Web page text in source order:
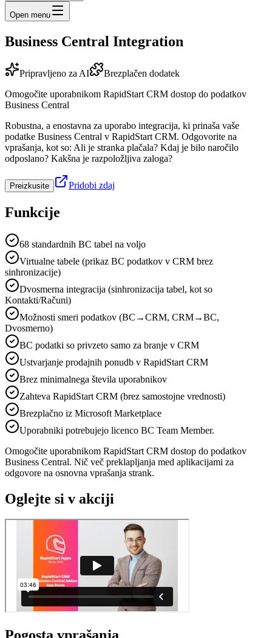
Open menu
Business Central Integration
Pripravljeno za AI
Brezplačen dodatek
Omogočite uporabnikom RapidStart CRM dostop do podatkov
Business Central
Robustna, a enostavna za uporabo integracija, ki prinaša vaše
podatke Business Central v RapidStart CRM. Odgovorite na
vprašanja, kot so: Ali je stranka plačala? Kdaj je bilo naročilo
odposlano? Kakšna je razpoložljiva zaloga?
Preizkusite Pridobi zdaj
Funkcije
68 standardnih BC tabel na voljo
Virtualne tabele (prikaz BC podatkov v CRM brez
sinhronizacije)
Dvosmerna integracija (sinhronizacija tabel, kot so
Kontakti/Računi)
Možnosti smeri podatkov (BC→CRM, CRM→BC,
Dvosmerno)
BC podatki so privzeto samo za branje v CRM
Ustvarjanje prodajnih ponudb v RapidStart CRM
Brez minimalnega števila uporabnikov
Zahteva RapidStart CRM (brez samostojne vrednosti)
Brezplačno iz Microsoft Marketplace
Uporabniki potrebujejo licenco BC Team Member.
Omogočite uporabnikom RapidStart CRM dostop do podatkov
Business Central. Nič več preklapljanja med aplikacijami za
odgovore na osnovna vprašanja strank.
Oglejte si v akciji